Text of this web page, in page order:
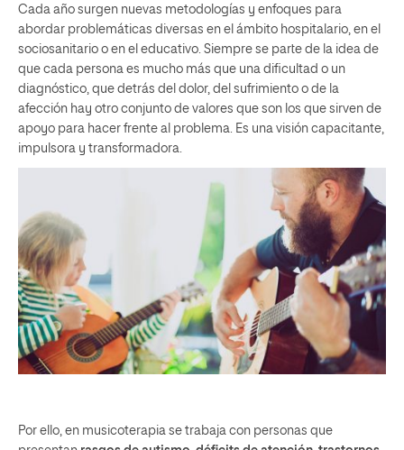
Cada año surgen nuevas metodologías y enfoques para
abordar problemáticas diversas en el ámbito hospitalario, en el
sociosanitario o en el educativo. Siempre se parte de la idea de
que cada persona es mucho más que una dificultad o un
diagnóstico, que detrás del dolor, del sufrimiento o de la
afección hay otro conjunto de valores que son los que sirven de
apoyo para hacer frente al problema. Es una visión capacitante,
impulsora y transformadora.
Por ello, en musicoterapia se trabaja con personas que